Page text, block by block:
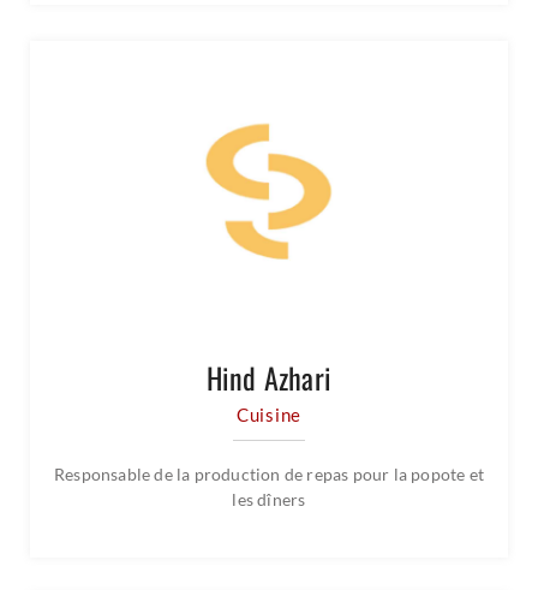
Hind Azhari
Cuisine
Responsable de la production de repas pour la popote et
les dîners